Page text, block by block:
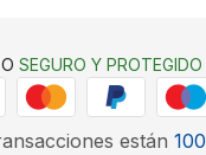
SEGURO Y PROTEGIDO
están